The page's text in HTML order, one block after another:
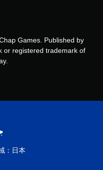
Games. Published by
or registered trademark of
：日本